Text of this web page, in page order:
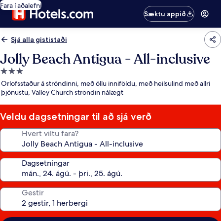
Fara í aðalefni
Sæktu appið
Sjá alla gististaði
Jolly Beach Antigua - All-inclusive
3.0
stjörnu
gististaður
Orlofsstaður á ströndinni, með öllu inniföldu, með heilsulind með allri
þjónustu, Valley Church ströndin nálægt
Veldu dagsetningar til að sjá verð
Hvert viltu fara?
Dagsetningar
Gestir